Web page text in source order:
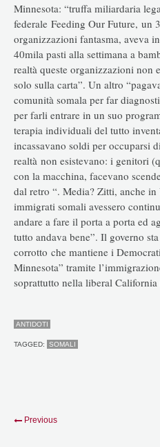
Minnesota: “truffa miliardaria
federale Feeding Our Future, un
organizzazioni fantasma, aveva
40mila pasti alla settimana a
realtà queste organizzazioni non
solo sulla carta”. Un altro
comunità somala per far
per farli entrare in un suo
terapia individuali del tutto
incassavano soldi per occuparsi
realtà non esistevano: i genitori
con la macchina, facevano
dal retro “. Media? Zitti, anche
immigrati somali avessero
andare a fare il porta a porta ed
tutto andava bene”. Il governo
corrotto che mantiene i
Minnesota” tramite
soprattutto nella liberal
ANTIDOTI
TAGGED: SOMALI
Previous